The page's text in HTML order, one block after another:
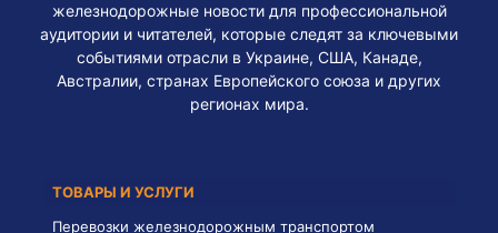
железнодорожные новости для профессиональной
аудитории и читателей, которые следят за ключевыми
событиями отрасли в Украине, США, Канаде,
Австралии, странах Европейского союза и других
регионах мира.
ТОВАРЫ И УСЛУГИ
Перевозки железнодорожным транспортом